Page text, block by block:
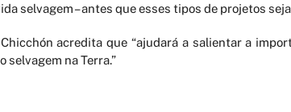
selvagem – antes que esses tipos de projetos
acredita que “ajudará a salientar a
selvagem na Terra.”